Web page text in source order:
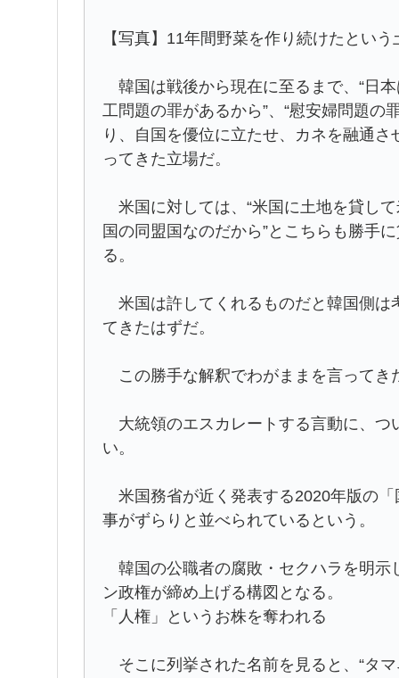
【写真】11年間野菜を作り続けたという
韓国は戦後から現在に至るまで、“日
工問題の罪があるから”、“慰安婦問題の
り、自国を優位に立たせ、カネを融通
ってきた立場だ。
米国に対しては、“米国に土地を貸し
国の同盟国なのだから”とこちらも勝手
る。
米国は許してくれるものだと韓国側は
てきたはずだ。
この勝手な解釈でわがままを言ってき
大統領のエスカレートする言動に、つ
い。
米国務省が近く発表する2020年版の
事がずらりと並べられているという。
韓国の公職者の腐敗・セクハラを明示
ン政権が締め上げる構図となる。
「人権」というお株を奪われる
そこに列挙された名前を見ると、“タ